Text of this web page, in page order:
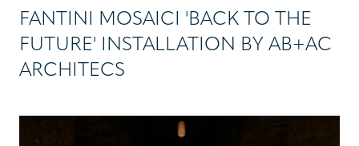
FANTINI MOSAICI 'BACK TO THE
FUTURE' INSTALLATION BY AB+AC
ARCHITECS